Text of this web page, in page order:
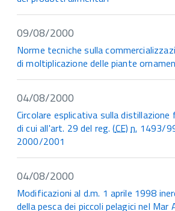
09/08/2000
Norme tecniche sulla
di moltiplicazione delle piante
04/08/2000
Circolare esplicativa sulla
di cui all'art. 29 del reg. (CE)n. 1493/
2000/2001
04/08/2000
Modificazioni al d.m. 1 aprile 1998
della pesca dei piccoli pelagici nel Mar